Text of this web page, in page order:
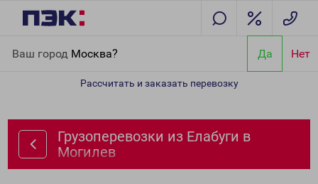
Ваш город Москва? Да Нет
Рассчитать и заказать перевозку
Грузоперевозки из Елабуги в
Могилев